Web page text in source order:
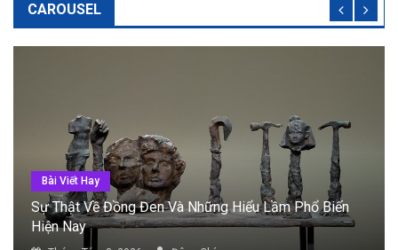
CAROUSEL
Bài Viết Hay
Công Dụng Của Đồng Đen Trong Đời Sống Và Lĩnh
Vực Chế Tác